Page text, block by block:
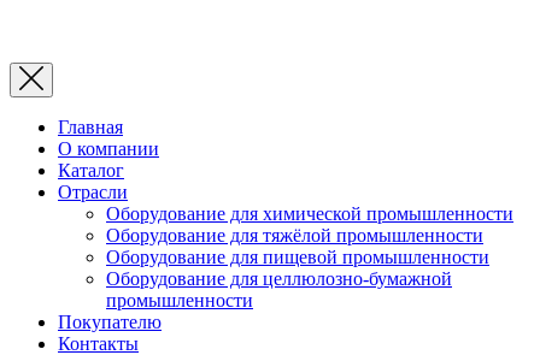
Главная
О компании
Каталог
Отрасли
Оборудование для химической промышленности
Оборудование для тяжёлой промышленности
Оборудование для пищевой промышленности
Оборудование для целлюлозно-бумажной
промышленности
Покупателю
Контакты